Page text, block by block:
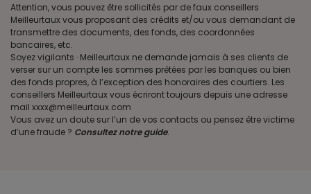
Attention, vous pouvez être sollicités par de faux conseillers
Meilleurtaux vous proposant des crédits et/ou vous demandant de
transmettre des documents, des fonds, des coordonnées
bancaires, etc.
Soyez vigilants · Meilleurtaux ne demande jamais à ses clients de
verser sur un compte les sommes prêtées par les banques ou bien
des fonds propres, à l’exception des honoraires des courtiers. Les
conseillers Meilleurtaux vous écriront toujours depuis une adresse
mail xxxx@meilleurtaux.com
Vous avez un doute sur l’un de vos contacts ou pensez être victime
d’une fraude ? Consultez notre guide.